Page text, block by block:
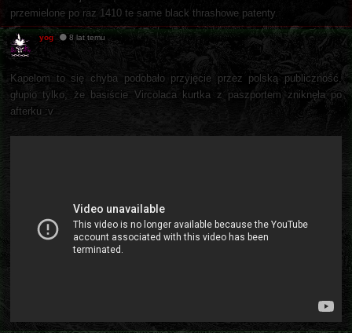
przemielone po raz 1410 te same black thrashowe patenty.
yog 8 lat temu
Kapelom to się chyba podobało przyjęcie przez polską publiczność,
głupio tylko, że basiście Vircolaca kurtka z paszportem zniknęła po
afterku :v